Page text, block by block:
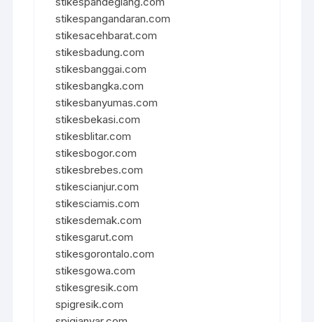
stikespangandaran.com
stikesacehbarat.com
stikesbadung.com
stikesbanggai.com
stikesbangka.com
stikesbanyumas.com
stikesbekasi.com
stikesblitar.com
stikesbogor.com
stikesbrebes.com
stikescianjur.com
stikesciamis.com
stikesdemak.com
stikesgarut.com
stikesgorontalo.com
stikesgowa.com
stikesgresik.com
spigresik.com